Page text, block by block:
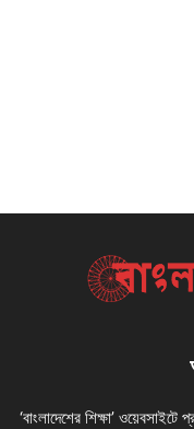
‘বাংলাদেশের শিক্ষা’